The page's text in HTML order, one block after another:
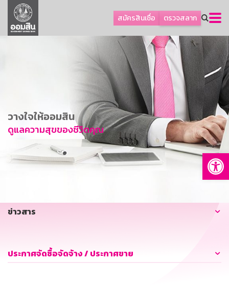
สมัครสินเชื่อ ตรวจสลาก
ลูกค้าธุรกิจ
ลูกค้าผู้ประกอบรายย่อย
การพัฒนาที่ยั่งยืน
ข่าวสาร
บริการทางการเงิน
อื่นๆ
วางใจให้ออมสิน
ดูแลความสุขของชีวิตคุณ
ข่าวสาร
ประกาศจัดซื้อจัดจ้าง / ประกาศขาย